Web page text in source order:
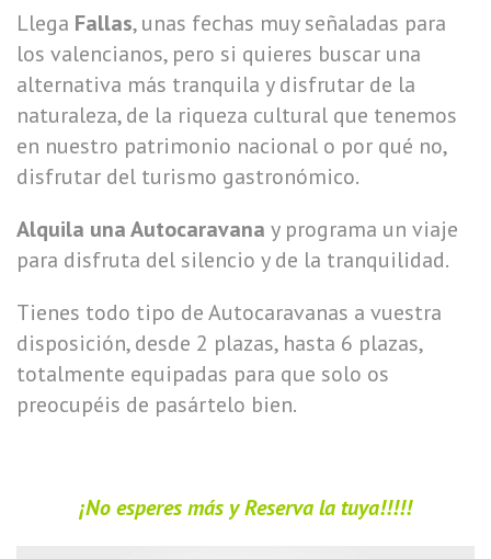
Llega Fallas, unas fechas muy señaladas para
los valencianos, pero si quieres buscar una
alternativa más tranquila y disfrutar de la
naturaleza, de la riqueza cultural que tenemos
en nuestro patrimonio nacional o por qué no,
disfrutar del turismo gastronómico.
Alquila una Autocaravana y programa un viaje
para disfruta del silencio y de la tranquilidad.
Tienes todo tipo de Autocaravanas a vuestra
disposición, desde 2 plazas, hasta 6 plazas,
totalmente equipadas para que solo os
preocupéis de pasártelo bien.
¡No esperes más y Reserva la tuya!!!!!